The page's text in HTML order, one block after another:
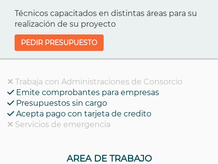
Técnicos capacitados en distintas áreas para su
realización de su proyecto
PEDIR PRESUPUESTO
Trabaja con Administraciones de Consorcio
Emite comprobantes para empresas
Presupuestos sin cargo
Acepta pago con tarjeta de credito
Servicios de emergencia
AREA DE TRABAJO